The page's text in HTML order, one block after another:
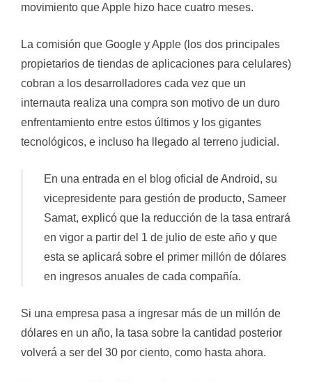
movimiento que Apple hizo hace cuatro meses.
La comisión que Google y Apple (los dos principales
propietarios de tiendas de aplicaciones para celulares)
cobran a los desarrolladores cada vez que un
internauta realiza una compra son motivo de un duro
enfrentamiento entre estos últimos y los gigantes
tecnológicos, e incluso ha llegado al terreno judicial.
En una entrada en el blog oficial de Android, su
vicepresidente para gestión de producto, Sameer
Samat, explicó que la reducción de la tasa entrará
en vigor a partir del 1 de julio de este año y que
esta se aplicará sobre el primer millón de dólares
en ingresos anuales de cada compañía.
Si una empresa pasa a ingresar más de un millón de
dólares en un año, la tasa sobre la cantidad posterior
volverá a ser del 30 por ciento, como hasta ahora.